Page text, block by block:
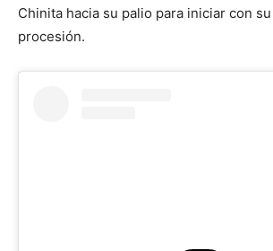
Chinita hacia su palio para iniciar con
procesión.